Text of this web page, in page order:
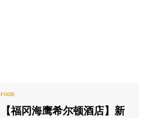
【福冈海鹰希尔顿酒店】新